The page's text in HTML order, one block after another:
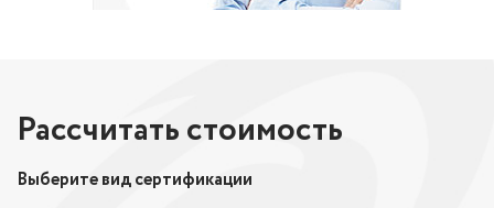
Рассчитать стоимость
Выберите вид сертификации